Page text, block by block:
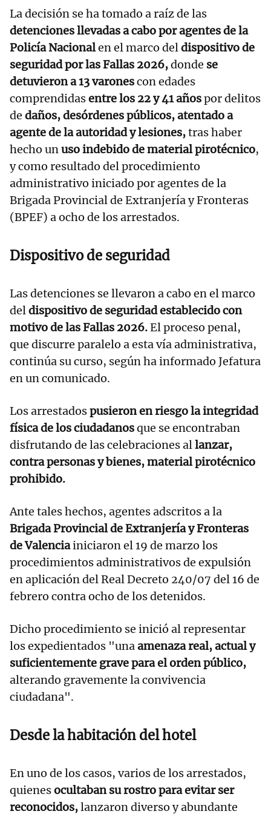
La decisión se ha tomado a raíz de las
detenciones llevadas a cabo por agentes de la
Policía Nacionalen el marco deldispositivo de
seguridad por las Fallas 2026,donde se
detuvieron a 13 varonescon edades
comprendidasentre los 22 y 41 añospor delitos
de daños, desórdenes públicos, atentado a
agente de la autoridad y lesiones,tras haber
hecho unuso indebido de material pirotécnico,
y como resultado del procedimiento
administrativo iniciado por agentes de la
Brigada Provincial de Extranjería y Fronteras
(BPEF) a ocho de los arrestados.
Dispositivo de seguridad
Las detenciones se llevaron a cabo en el marco
deldispositivo de seguridad establecido con
motivo de las Fallas 2026.El proceso penal,
que discurre paralelo a esta vía administrativa,
continúa su curso, según ha informado Jefatura
en un comunicado.
Los arrestadospusieron en riesgo la integridad
física de los ciudadanosque se encontraban
disfrutando de las celebraciones allanzar,
contra personas y bienes, material pirotécnico
prohibido.
Ante tales hechos, agentes adscritos a la
Brigada Provincial de Extranjería y Fronteras
de Valenciainiciaron el 19 de marzo los
procedimientos administrativos de expulsión
en aplicación del Real Decreto 240/07 del 16 de
febrero contra ocho de los detenidos.
Dicho procedimiento se inició al representar
los expedientados "unaamenaza real, actual y
suficientemente grave para el orden público,
alterando gravemente la convivencia
ciudadana".
Desde la habitación del hotel
En uno de los casos, varios de los arrestados,
quienesocultaban su rostro para evitar ser
reconocidos,lanzaron diverso y abundante